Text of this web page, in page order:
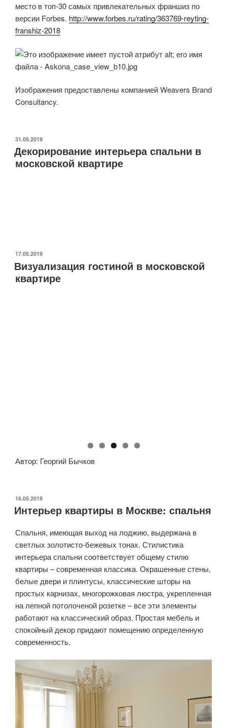
место в топ-30 самых привлекательных франшиз по
версии Forbes. http://www.forbes.ru/rating/363769-reyting-
franshiz-2018
Изображения предоставлены компанией Weavers Brand
Consultancy.
ОПУБЛИКОВАНО
31.05.2019
Декорирование интерьера спальни в
московской квартире
ОПУБЛИКОВАНО
17.05.2019
Визуализация гостиной в московской
квартире
Автор: Георгий Бычков
ОПУБЛИКОВАНО
16.05.2019
Интерьер квартиры в Москве: спальня
Спальня, имеющая выход на лоджию, выдержана в
светлых золотисто-бежевых тонах. Стилистика
интерьера спальни соответствует общему стилю
квартиры – современная классика. Окрашенные стены,
белые двери и плинтусы, классические шторы на
простых карнизах, многорожковая люстра, укрепленная
на лепной потолоченой розетке – все эти элементы
работают на классический образ. Простая мебель и
спокойный декор придают помещению определенную
современность.